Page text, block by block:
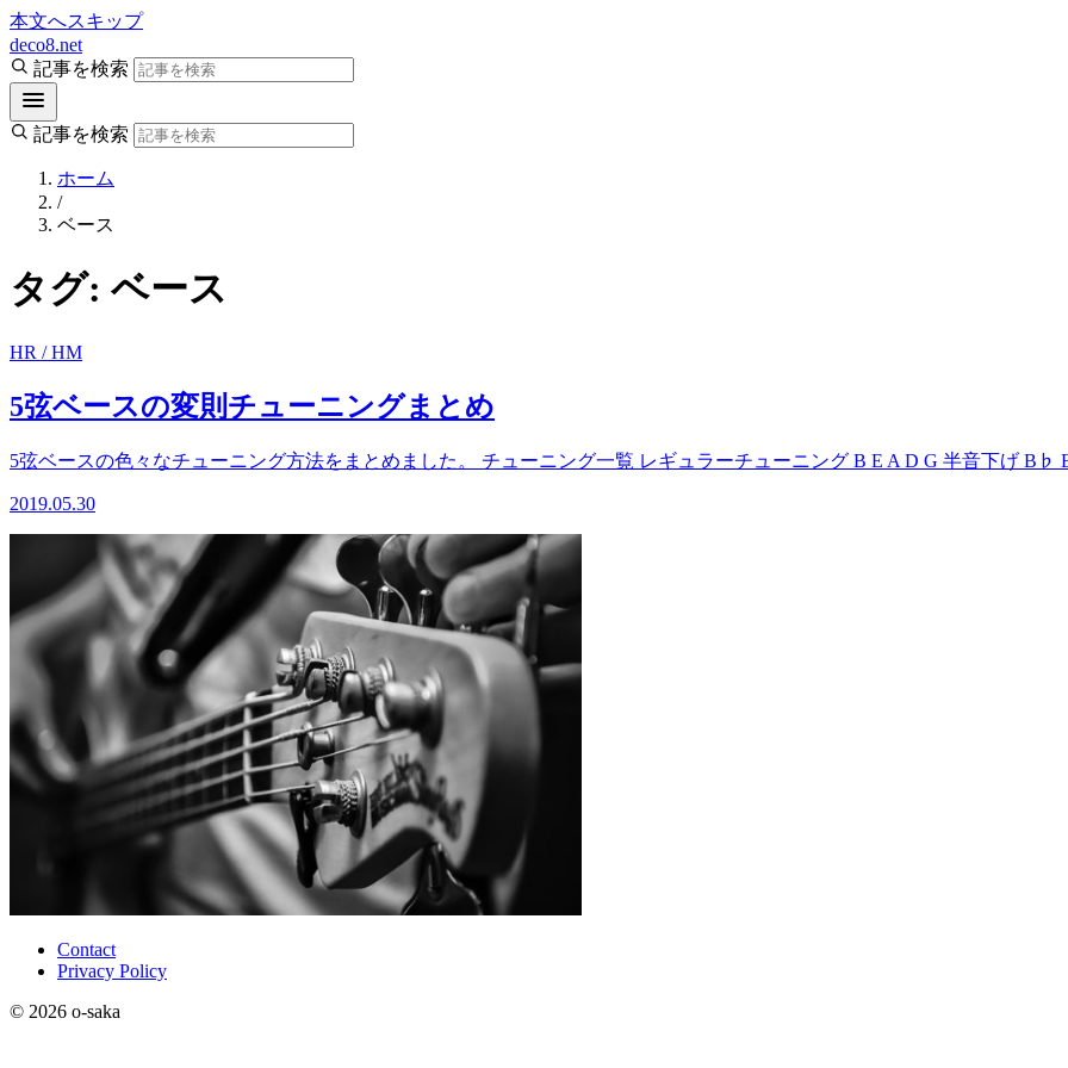
本文へスキップ
deco8.net
記事を検索
記事を検索
ホーム
/
ベース
タグ: ベース
HR / HM
5弦ベースの変則チューニングまとめ
5弦ベースの色々なチューニング方法をまとめました。 チューニング一覧 レギュラーチューニング B E A D G 半音下げ
2019.05.30
Contact
Privacy Policy
© 2026 o-saka